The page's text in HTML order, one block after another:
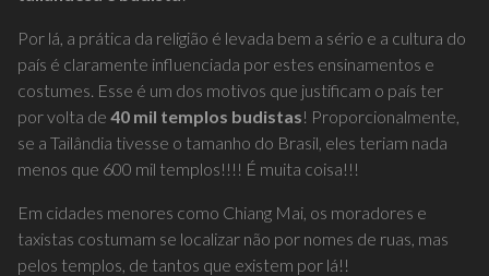
Por lá, a prática da religião é levada bem a sério e a cultura do
país é claramente influenciada por estes ensinamentos e
costumes. Esse é um dos motivos que justificam o país ter
por volta de 40 mil templos budistas! Proporcionalmente,
se a Tailândia tivesse o tamanho do Brasil, eles teriam nada
menos que 600 mil templos!!!! É muita coisa!!!
Em cidades menores como Chiang Mai, os moradores e
taxistas costumam se localizar não por nomes de ruas, mas
pelos templos, de tantos que existem por lá!!